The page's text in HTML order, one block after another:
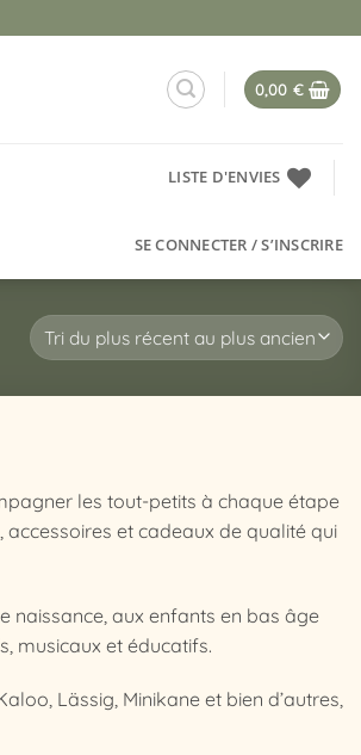
0,00 €
LISTE D'ENVIES
SE CONNECTER / S’INSCRIRE
les tout-petits à chaque étape
accessoires et cadeaux de qualité qui
naissance, aux enfants en bas âge
musicaux et éducatifs.
Lässig, Minikane et bien d’autres,